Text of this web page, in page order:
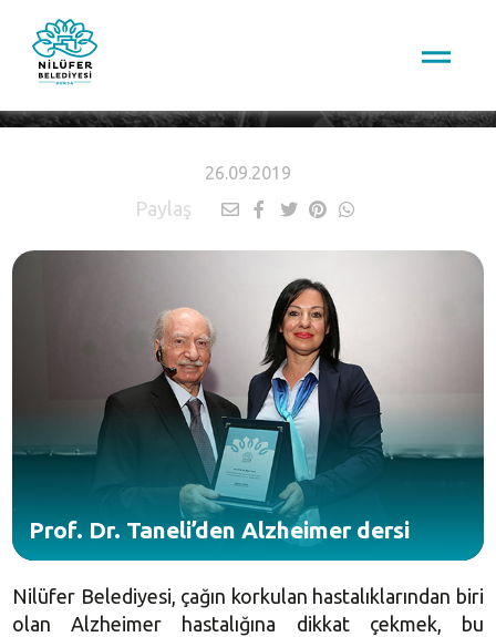
26.09.2019
Paylaş
Prof. Dr. Taneli’den Alzheimer dersi
Nilüfer Belediyesi, çağın korkulan hastalıklarından biri
olan Alzheimer hastalığına dikkat çekmek, bu